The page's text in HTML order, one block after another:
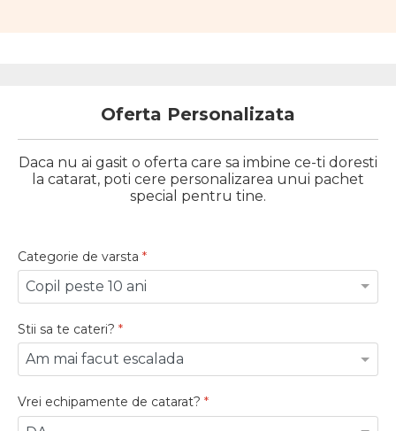
Oferta Personalizata
Daca nu ai gasit o oferta care sa imbine ce-ti doresti
la catarat, poti cere personalizarea unui pachet
special pentru tine.
Categorie de varsta *
Stii sa te cateri? *
Vrei echipamente de catarat? *